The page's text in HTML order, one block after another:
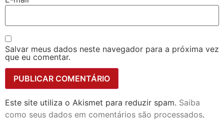
Salvar meus dados neste navegador para a próxima vez
que eu comentar.
Este site utiliza o Akismet para reduzir spam. Saiba
como seus dados em comentários são processados.